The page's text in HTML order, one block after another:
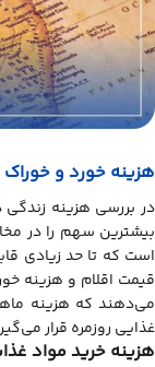
هزینه خورد و خوراک
در بررسی هزینه زندگي
بیشترین سهم را در
است که تا حد زیادی
قیمت اقلام و هزینه
می‌دهند که هزینه
غذایی روزمره قرار
هزینه خرید مواد